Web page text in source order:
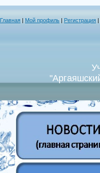
Главная Мой профиль Регистрация